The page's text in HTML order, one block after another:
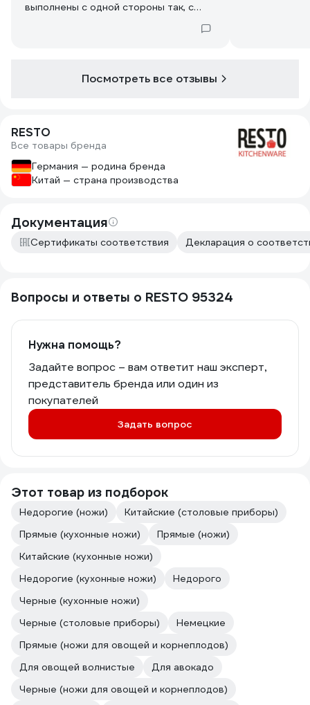
выполнены с одной стороны так, с
причем на двух разных типах ножей от
Посмотреть все отзывы
RESTO
Все товары бренда
Германия — родина бренда
Китай — страна производства
Документация
Сертификаты соответствия Декларация о
Вопросы и ответы о RESTO 95324
Нужна помощь?
Задайте вопрос – вам ответит наш эксперт,
представитель бренда или один из
покупателей
Задать вопрос
Этот товар из подборок
Недорогие (ножи)
Китайские (столовые приборы)
Прямые (кухонные ножи)
Прямые (ножи)
Китайские (кухонные ножи)
Недорогие (кухонные ножи)
Недорого
Черные (кухонные ножи)
Черные (столовые приборы)
Немецкие
Прямые (ножи для овощей и корнеплодов)
Для овощей волнистые
Для авокадо
Черные (ножи для овощей и корнеплодов)